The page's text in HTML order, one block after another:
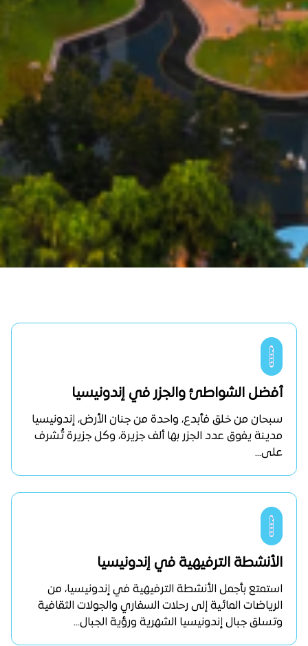
أفضل الشواطئ والجزر في إندونيسيا
سبحان من خلق فأبدع، واحدة من جنان الأرض، إندونيسيا
مدينة يفوق عدد الجزر بها ألف جزيرة، وكل جزيرة تُشرف
على...
الأنشطة الترفيهية في إندونيسيا
استمتع بأجمل الأنشطة الترفيهية في إندونيسيا، من
الرياضات المائية إلى رحلات السفاري والجولات الثقافية
وتسلق جبال إندونيسيا الشهرية ورؤية الجبال...